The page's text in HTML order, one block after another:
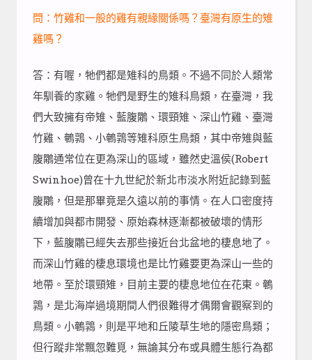
問：竹雞和一般的雞有親緣關係嗎？臺灣有原生的雉
雞嗎？
答：有喔，牠們都是雉科的鳥類。不過不同於人類常
年馴養的家雞。牠們是野生的雉科鳥類，在臺灣，我
們大致擁有帝雉、藍腹鷴、環頸雉、深山竹雞、臺灣
竹雞、鵪鶉、小鵪鶉等雉科原生鳥類，其中帝雉與藍
腹鷴通常位在更為深山的區域，雖然史溫侯(Robert
Swinhoe)曾在十九世紀於新北市淡水附近記錄到藍
腹鷴，但是那畢竟是久遠以前的事情。在人口密度持
續增加與都市開發、原始森林逐漸都被破壞的情形
下，藍腹鷴已經失去那些接近台北盆地的棲息地了。
而深山竹雞的棲息環境也是比竹雞要更為深山一些的
地帶。至於環頸雉，目前主要的棲息地位在花東。鵪
鶉，是北海岸過境期間人們很難得才偶爾會觀察到的
鳥類。小鵪鶉，則是平地和丘陵草生地的隱密鳥類；
但行蹤非常飄忽難覓，無論其分布或具體生態行為都